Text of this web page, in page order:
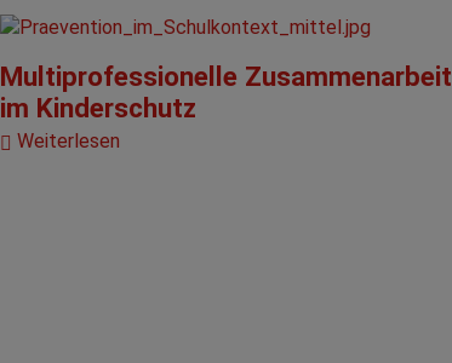
Multiprofessionelle Zusammenarbeit
im Kinderschutz
Weiterlesen